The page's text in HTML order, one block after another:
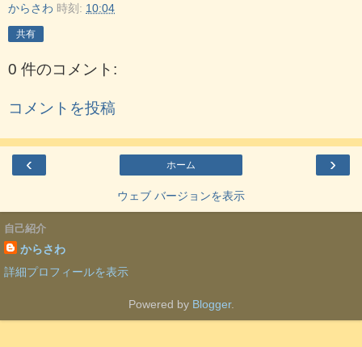
からさわ 時刻: 10:04
共有
0 件のコメント:
コメントを投稿
‹ ›
ホーム
ウェブ バージョンを表示
自己紹介
からさわ
詳細プロフィールを表示
Powered by Blogger.